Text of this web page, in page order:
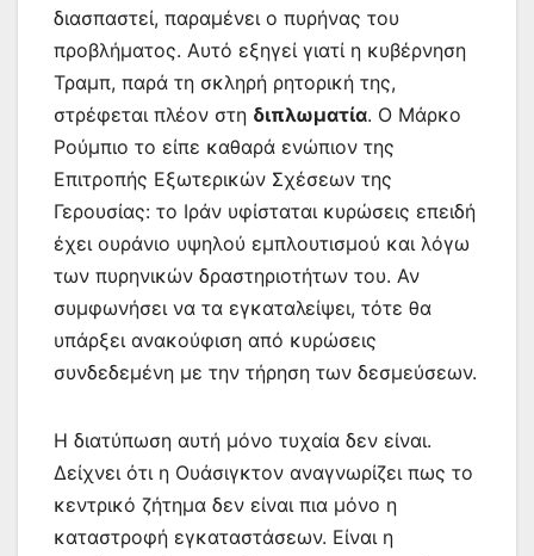
διασπαστεί, παραμένει ο πυρήνας του
προβλήματος. Αυτό εξηγεί γιατί η κυβέρνηση
Τραμπ, παρά τη σκληρή ρητορική της,
στρέφεται πλέον στη διπλωματία. Ο Μάρκο
Ρούμπιο το είπε καθαρά ενώπιον της
Επιτροπής Εξωτερικών Σχέσεων της
Γερουσίας: το Ιράν υφίσταται κυρώσεις επειδή
έχει ουράνιο υψηλού εμπλουτισμού και λόγω
των πυρηνικών δραστηριοτήτων του. Αν
συμφωνήσει να τα εγκαταλείψει, τότε θα
υπάρξει ανακούφιση από κυρώσεις
συνδεδεμένη με την τήρηση των δεσμεύσεων.
Η διατύπωση αυτή μόνο τυχαία δεν είναι.
Δείχνει ότι η Ουάσιγκτον αναγνωρίζει πως το
κεντρικό ζήτημα δεν είναι πια μόνο η
καταστροφή εγκαταστάσεων. Είναι η